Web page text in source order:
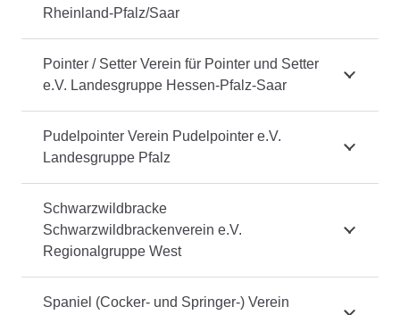
Rheinland-Pfalz/Saar
Pointer / Setter Verein für Pointer und Setter
e.V. Landesgruppe Hessen-Pfalz-Saar
Pudelpointer Verein Pudelpointer e.V.
Landesgruppe Pfalz
Schwarzwildbracke
Schwarzwildbrackenverein e.V.
Regionalgruppe West
Spaniel (Cocker- und Springer-) Verein